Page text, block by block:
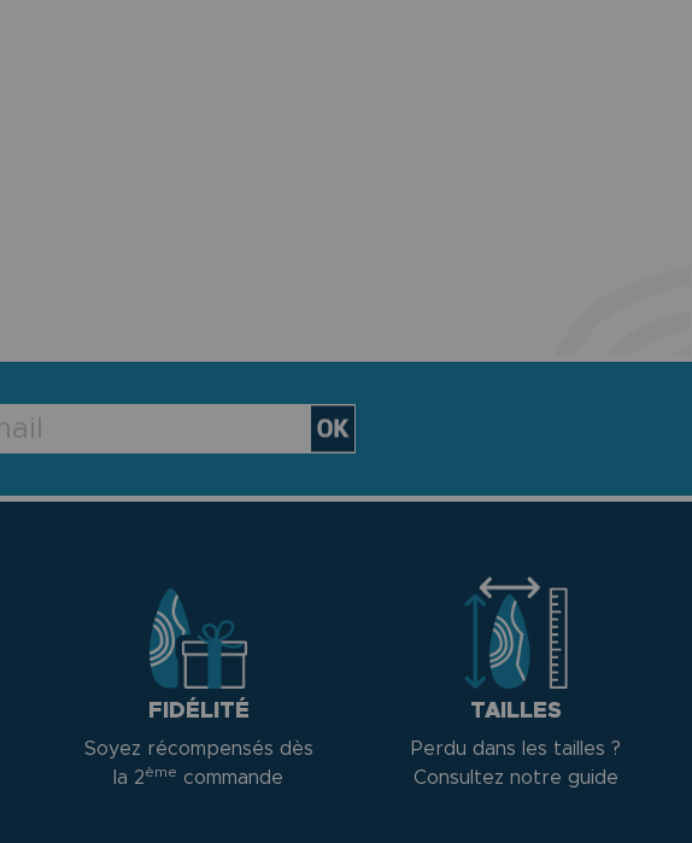
FIDÉLITÉ
Soyez récompensés dès
la 2ème commande
TAILLES
Perdu dans les tailles ?
Consultez notre guide